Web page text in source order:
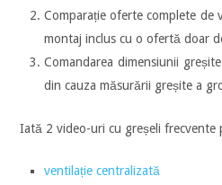
Comparație oferte complete de
montaj inclus cu o ofertă doar
Comandarea dimensiunii
din cauza măsurării greșite a
Iată 2 video-uri cu greșeli frecvente
ventilație centralizată